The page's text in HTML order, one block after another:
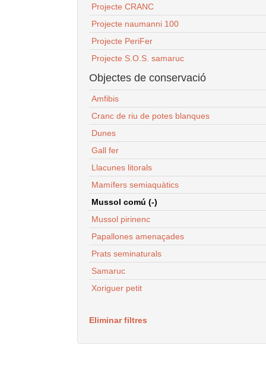
Projecte CRANC
Projecte naumanni 100
Projecte PeriFer
Projecte S.O.S. samaruc
Objectes de conservació
Amfibis
Cranc de riu de potes blanques
Dunes
Gall fer
Llacunes litorals
Mamífers semiaquàtics
Mussol comú (-)
Mussol pirinenc
Papallones amenaçades
Prats seminaturals
Samaruc
Xoriguer petit
Eliminar filtres